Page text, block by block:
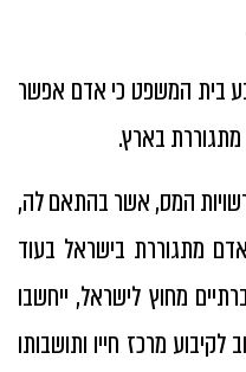
בית המשפט כי אדם אפשר
בארץ.
המס, אשר בהתאם לה,
מתגוררת בישראל בעוד
מחוץ לישראל, ייחשבו
מרכז חייו ותושבותו